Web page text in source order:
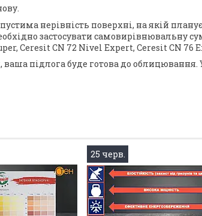
нерівність поверхні, на якій
застосувати самовирівнювальну
Ceresit CN 72 Nivel Expert, Ceresit CN 76
підлога буде готова до облицювання.
25 черв.